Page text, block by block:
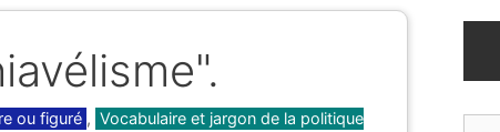
ou figuré , Vocabulaire et jargon de la politique